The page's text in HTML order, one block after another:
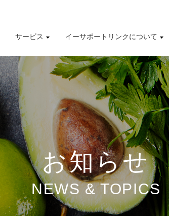
サービス イーサポートリンクについて
株式情報
有価証券報告書
財務業績ハイライト
お知らせ
NEWS & TOPICS